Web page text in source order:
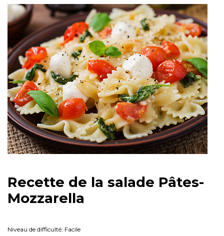
Recette de la salade Pâtes-
Mozzarella
Niveau de difficulté: Facile